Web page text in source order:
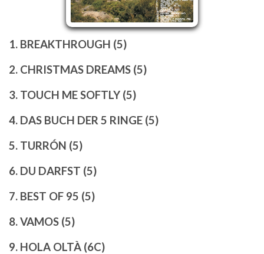
1. BREAKTHROUGH (5)
2. CHRISTMAS DREAMS (5)
3. TOUCH ME SOFTLY (5)
4. DAS BUCH DER 5 RINGE (5)
5. TURRÓN (5)
6. DU DARFST (5)
7. BEST OF 95 (5)
8. VAMOS (5)
9. HOLA OLTÀ (6C)